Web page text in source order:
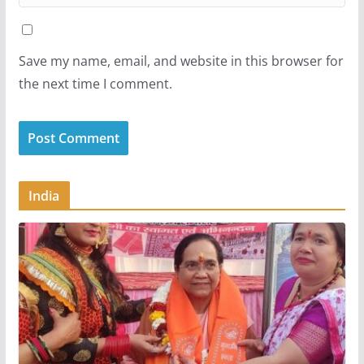
Save my name, email, and website in this browser for
the next time I comment.
India